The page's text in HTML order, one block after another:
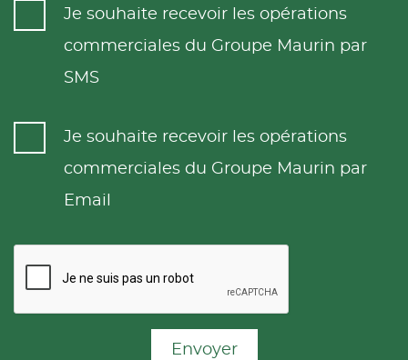
Je souhaite recevoir les opérations
commerciales du Groupe Maurin par
SMS
Je souhaite recevoir les opérations
commerciales du Groupe Maurin par
Email
Envoyer